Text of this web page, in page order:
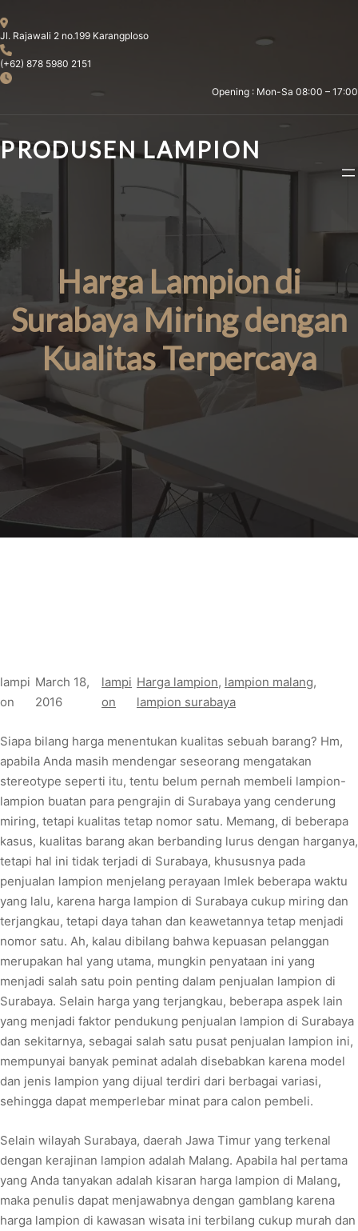
to
content
Jl. Rajawali 2 no.199 Karangploso
(+62) 878 5980 2151
Opening : Mon-Sa 08:00 – 17:00
PRODUSEN LAMPION
Harga Lampion di
Surabaya Miring dengan
Kualitas Terpercaya
lampi
on
March 18,
2016
lampi
on
Harga lampion, lampion malang
lampion surabaya
Siapa bilang harga menentukan kualitas sebuah barang? Hm,
apabila Anda masih mendengar seseorang mengatakan
stereotype seperti itu, tentu belum pernah membeli lampion-
lampion buatan para pengrajin di Surabaya yang cenderung
miring, tetapi kualitas tetap nomor satu. Memang, di beberapa
kasus, kualitas barang akan berbanding lurus dengan harganya,
tetapi hal ini tidak terjadi di Surabaya, khususnya pada
penjualan lampion menjelang perayaan Imlek beberapa waktu
yang lalu, karena harga lampion di Surabaya cukup miring dan
terjangkau, tetapi daya tahan dan keawetannya tetap menjadi
nomor satu. Ah, kalau dibilang bahwa kepuasan pelanggan
merupakan hal yang utama, mungkin penyataan ini yang
menjadi salah satu poin penting dalam penjualan lampion di
Surabaya. Selain harga yang terjangkau, beberapa aspek lain
yang menjadi faktor pendukung penjualan lampion di Surabaya
dan sekitarnya, sebagai salah satu pusat penjualan lampion ini,
mempunyai banyak peminat adalah disebabkan karena model
dan jenis lampion yang dijual terdiri dari berbagai variasi,
sehingga dapat memperlebar minat para calon pembeli.
Selain wilayah Surabaya, daerah Jawa Timur yang terkenal
dengan kerajinan lampion adalah Malang. Apabila hal pertama
yang Anda tanyakan adalah kisaran harga lampion di Malang,
maka penulis dapat menjawabnya dengan gamblang karena
harga lampion di kawasan wisata ini terbilang cukup murah dan